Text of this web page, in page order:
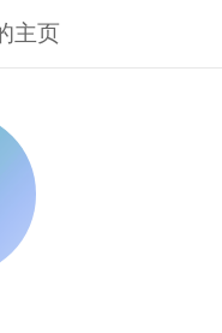
主页